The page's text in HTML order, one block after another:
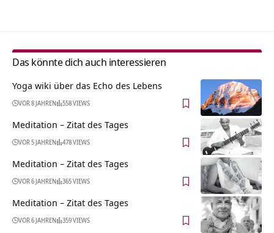
Das könnte dich auch interessieren
Yoga wiki über das Echo des Lebens
VOR 8 JAHREN 558 VIEWS
Meditation – Zitat des Tages
VOR 5 JAHREN 478 VIEWS
Meditation – Zitat des Tages
VOR 6 JAHREN 365 VIEWS
Meditation – Zitat des Tages
VOR 6 JAHREN 359 VIEWS